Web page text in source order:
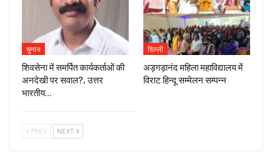
चुनाव
शिवसेना में समर्पित कार्यकर्ताओं की
अनदेखी पर सवाल?, उत्तर
भारतीय…
दिल्ली
अड़गड़ानंद महिला महाविद्यालय में
विराट हिन्दू सम्मेलन सम्पन्न
PREV NEXT